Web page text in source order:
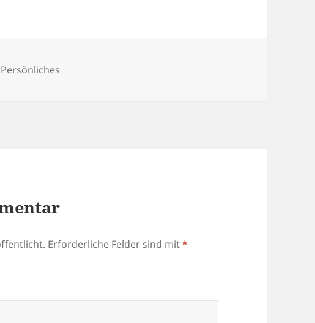
Persönliches
Erforderliche Felder sind mit*